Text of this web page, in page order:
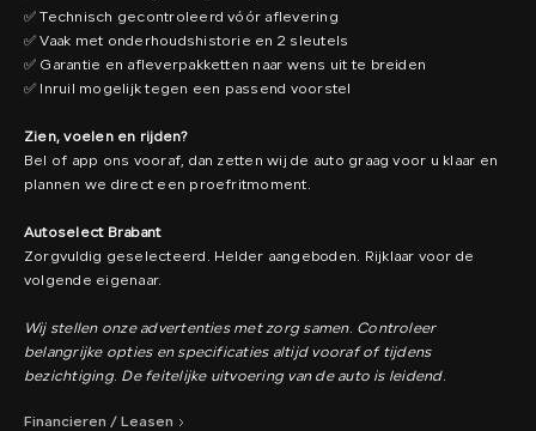
✅ Technisch gecontroleerd vóór aflevering
✅ Vaak met onderhoudshistorie en 2 sleutels
✅ Garantie en afleverpakketten naar wens uit te breiden
✅ Inruil mogelijk tegen een passend voorstel
Zien, voelen en rijden?
Bel of app ons vooraf, dan zetten wij de auto graag voor u klaar en
plannen we direct een proefritmoment.
Autoselect Brabant
Zorgvuldig geselecteerd. Helder aangeboden. Rijklaar voor de
volgende eigenaar.
Wij stellen onze advertenties met zorg samen. Controleer
belangrijke opties en specificaties altijd vooraf of tijdens
bezichtiging. De feitelijke uitvoering van de auto is leidend.
Financieren / Leasen